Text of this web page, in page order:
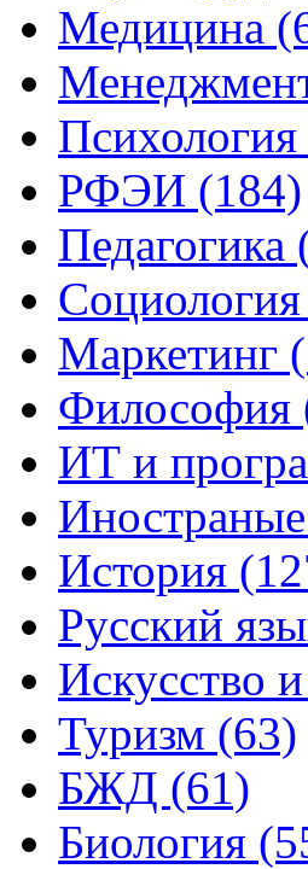
Медицина
РФЭИ (184)
Педагогика
Маркетинг
Философия
ИТ и
История
Русский
Искусство
Туризм (63)
БЖД (61)
Биология